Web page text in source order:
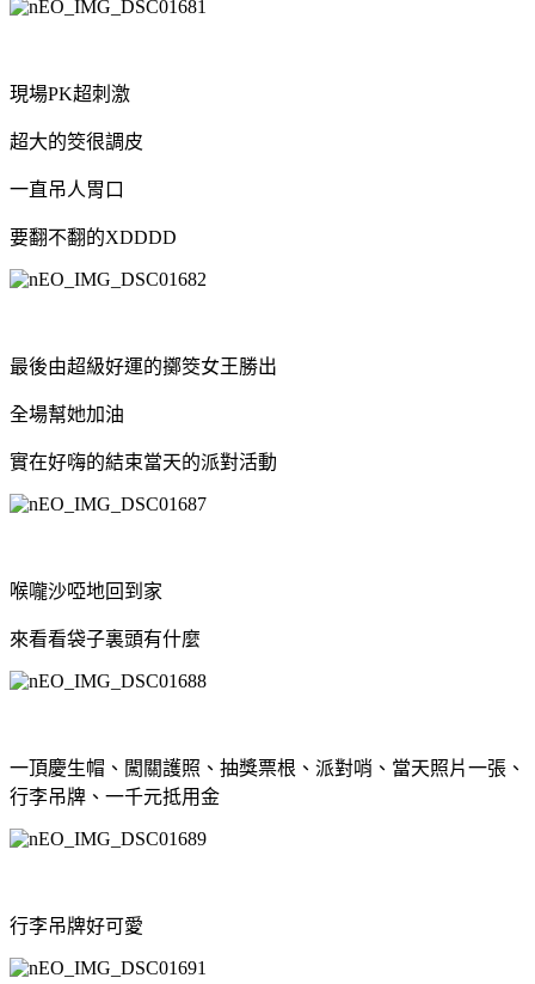
現場PK超刺激
超大的筊很調皮
一直吊人胃口
要翻不翻的XDDDD
最後由超級好運的擲筊女王勝出
全場幫她加油
實在好嗨的結束當天的派對活動
喉嚨沙啞地回到家
來看看袋子裏頭有什麼
一頂慶生帽、闖關護照、抽獎票根、派對哨、當天照片一張、
行李吊牌、一千元抵用金
行李吊牌好可愛